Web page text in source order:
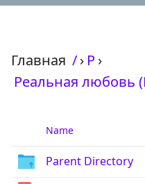
Главная /› Р ›
Реальная любовь
Name
Parent Directory